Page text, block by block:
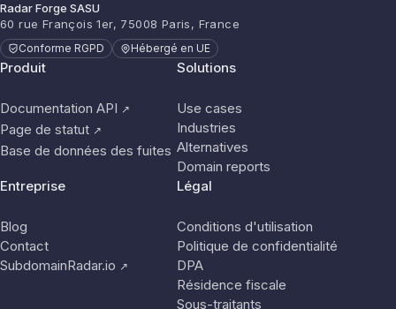
Radar Forge SASU
60 rue François 1er, 75008 Paris, France
Conforme RGPD Hébergé en UE
Produit
Documentation API ↗
Page de statut ↗
Base de données des fuites
Solutions
Use cases
Industries
Alternatives
Domain reports
Entreprise
Blog
Contact
SubdomainRadar.io ↗
Légal
Conditions d'utilisation
Politique de confidentialité
DPA
Résidence fiscale
Sous-traitants